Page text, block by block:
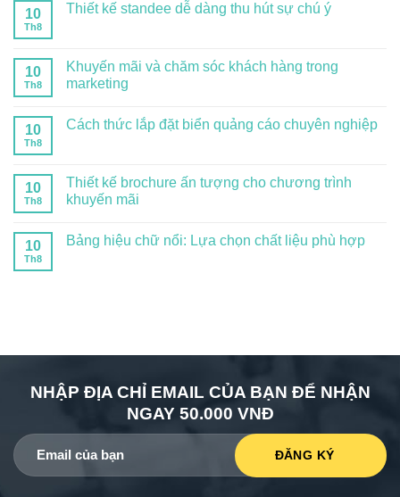
10
Th8
Thiết kế standee dễ dàng thu hút sự chú ý
10
Th8
Khuyến mãi và chăm sóc khách hàng trong
marketing
10
Th8
Cách thức lắp đặt biển quảng cáo chuyên nghiệp
10
Th8
Thiết kế brochure ấn tượng cho chương trình
khuyến mãi
10
Th8
Bảng hiệu chữ nổi: Lựa chọn chất liệu phù hợp
NHẬP ĐỊA CHỈ EMAIL CỦA BẠN ĐỂ NHẬN
NGAY 50.000 VNĐ